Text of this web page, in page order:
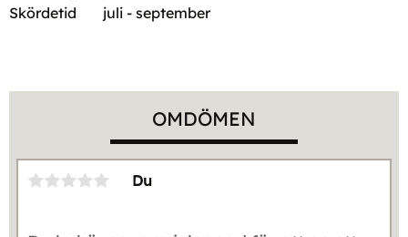
Skördetid
juli - september
OMDÖMEN
Du